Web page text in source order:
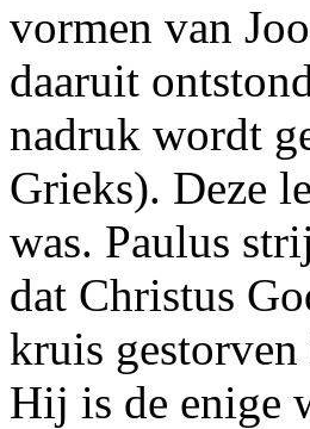
vormen van
daaruit
nadruk wordt
Grieks). Deze
was. Paulus
dat Christus
kruis
Hij is de enige